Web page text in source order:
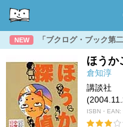
NEW 「ブクログ・ブック第
ほうか
倉知淳
講談社
ISBN・EAN: